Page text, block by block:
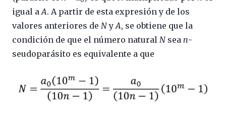
igual aA. A partir de esta expresión y de los
valores anteriores de NyA, se obtiene que la
condición de que el número natural Nsea n-
seudoparásito es equivalente a que